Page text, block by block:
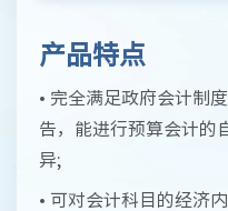
产品特点
• 完全满足政府会计制
告，能进行预算会计的
异;
• 可对会计科目的经济